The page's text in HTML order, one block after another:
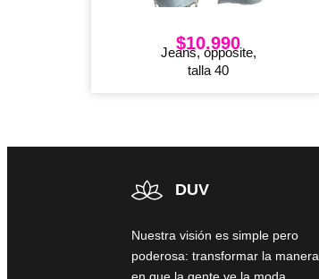
$10.990
Jeans, opposite,
talla 40
DUV
Nuestra visión es simple pero
poderosa: transformar la manera